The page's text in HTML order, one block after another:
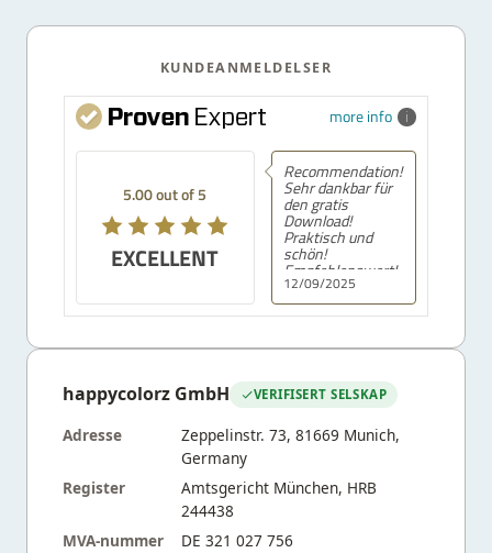
KUNDEANMELDELSER
more info
5.00 out of 5
EXCELLENT
12/09/2025
Recommendation!
Sehr dankbar für
den gratis
Download!
Praktisch und
schön!
Empfehlenswert!
happycolorz GmbH VERIFISERT SELSKAP
Adresse
Zeppelinstr. 73, 81669 Munich,
Germany
Register
Amtsgericht München, HRB
244438
MVA-nummer
DE 321 027 756